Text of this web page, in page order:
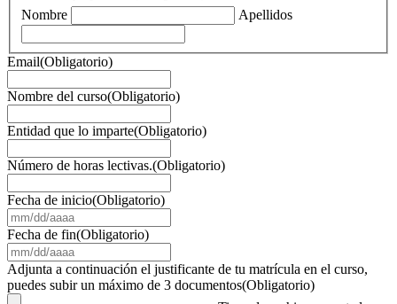
Nombre
Apellidos
Email(Obligatorio)
Nombre del curso(Obligatorio)
Entidad que lo imparte(Obligatorio)
Número de horas lectivas.(Obligatorio)
Fecha de inicio(Obligatorio)
barra
DD
barra
AAAA
Fecha de fin(Obligatorio)
barra
DD
Adjunta a continuación el justificante de tu matrícula en el curso,
puedes subir un máximo de 3 documentos(Obligatorio)